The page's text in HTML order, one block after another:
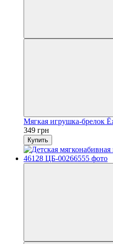
Мягкая игрушка-брелок
349 грн
Купить